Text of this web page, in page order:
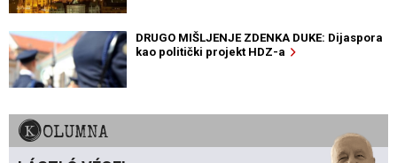
DRUGO MIŠLJENJE ZDENKA DUKE: Dijaspora
kao politički projekt HDZ-a
KOLUMNA